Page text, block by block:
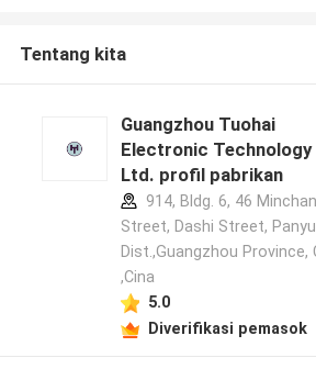
Tentang kita
Guangzhou Tuohai
Electronic Technology
Ltd. profil pabrikan
914, Bldg. 6, 46
Street, Dashi Street, Panyu
Dist.,Guangzhou Province,
,Cina
5.0
Diverifikasi pemasok